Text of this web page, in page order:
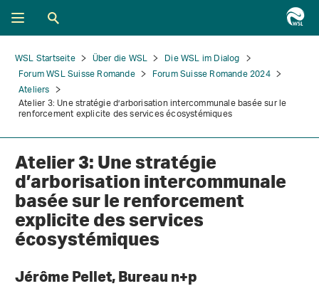
WSL Startseite Über die WSL
Die WSL im Dialog
Forum WSL Suisse Romande
Forum Suisse Romande 2024
Ateliers
Atelier 3: Une stratégie d’arborisation intercommunale basée sur le
renforcement explicite des services écosystémiques
Atelier 3: Une stratégie
d’arborisation intercommunale
basée sur le renforcement
explicite des services
écosystémiques
Jérôme Pellet, Bureau n+p